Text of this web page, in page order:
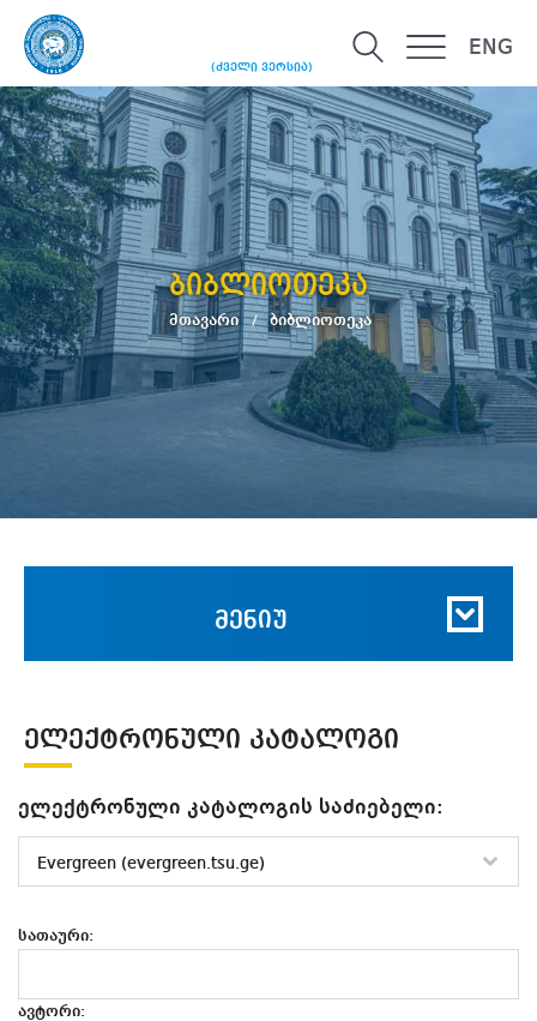
(ძველი ვერსია)
ENG
ბიბლიოთეკა
მთავარი ბიბლიოთეკა
მენიუ
ᲔᲚᲔᲥᲢᲠᲝᲜᲣᲚᲘ ᲙᲐᲢᲐᲚᲝᲒᲘ
ელექტრონული კატალოგის საძიებელი:
სათაური:
ავტორი: